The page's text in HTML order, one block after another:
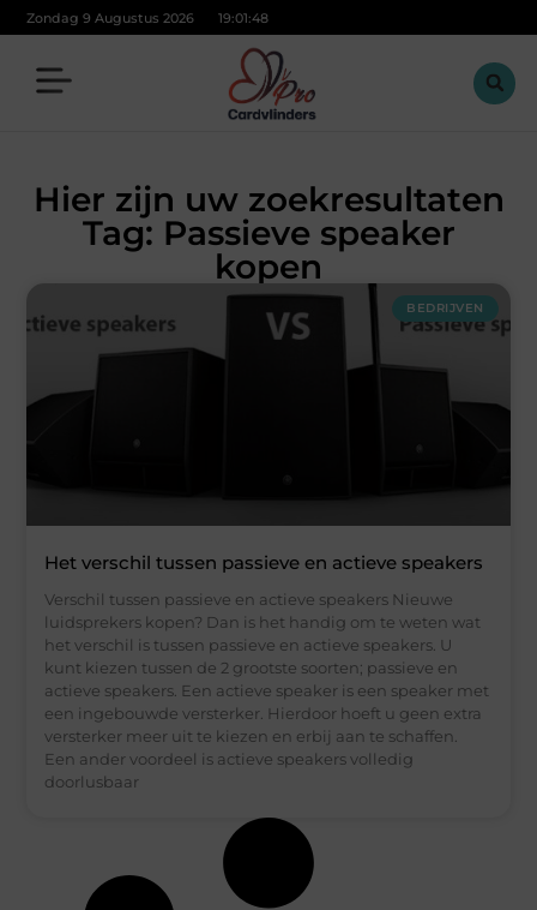
Zondag 9 Augustus 2026 19:01:49
Hier zijn uw zoekresultaten
Tag: Passieve speaker
kopen
BEDRIJVEN
Het verschil tussen passieve en actieve speakers
Verschil tussen passieve en actieve speakers Nieuwe
luidsprekers kopen? Dan is het handig om te weten wat
het verschil is tussen passieve en actieve speakers. U
kunt kiezen tussen de 2 grootste soorten; passieve en
actieve speakers. Een actieve speaker is een speaker met
een ingebouwde versterker. Hierdoor hoeft u geen extra
versterker meer uit te kiezen en erbij aan te schaffen.
Een ander voordeel is actieve speakers volledig
doorlusbaar